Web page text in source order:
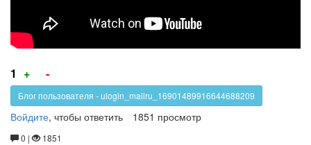
1 +
за!
-
против!
Блог пользователя - ulogin_mailru_16901489916644688209
Войдите, чтобы ответить 1851 просмотр
0 | 1851